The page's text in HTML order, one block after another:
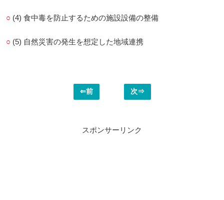
○ (4) 食中毒を防止するための施設設備の整備
○ (5) 自然災害の発生を想定した地域連携
⇐前 次⇒
スポンサーリンク